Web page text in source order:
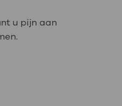
u pijn aan